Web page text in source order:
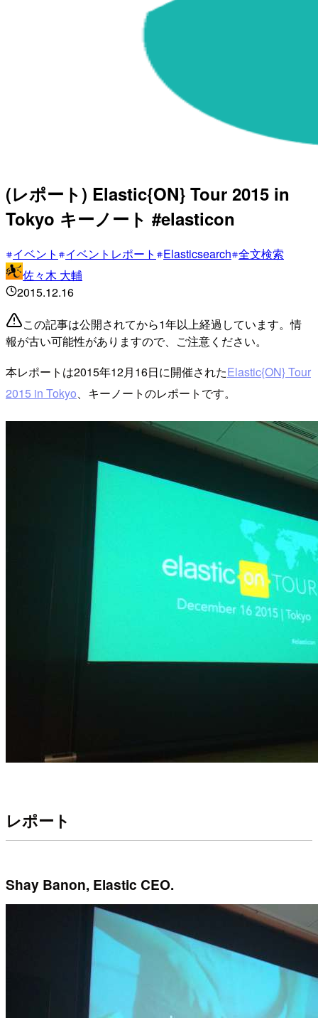
(レポート) Elastic{ON} Tour 2015 in
Tokyo キーノート #elasticon
イベント イベントレポート Elasticsearch 全文検索
佐々木 大輔
2015.12.16
この記事は公開されてから1年以上経過しています。情
報が古い可能性がありますので、ご注意ください。
本レポートは2015年12月16日に開催されたElastic{ON} Tour
2015 in Tokyo 、キーノートのレポートです。
レポート
Shay Banon, Elastic CEO.